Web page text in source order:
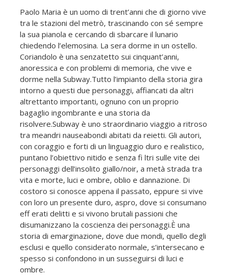
Paolo Maria è un uomo di trent’anni che di giorno vive
tra le stazioni del metrò, trascinando con sé sempre
la sua pianola e cercando di sbarcare il lunario
chiedendo l’elemosina. La sera dorme in un ostello.
Coriandolo è una senzatetto sui cinquant’anni,
anoressica e con problemi di memoria, che vive e
dorme nella Subway.Tutto l’impianto della storia gira
intorno a questi due personaggi, affiancati da altri
altrettanto importanti, ognuno con un proprio
bagaglio ingombrante e una storia da
risolvere.Subway è uno straordinario viaggio a ritroso
tra meandri nauseabondi abitati da reietti. Gli autori,
con coraggio e forti di un linguaggio duro e realistico,
puntano l’obiettivo nitido e senza fi ltri sulle vite dei
personaggi dell’insolito giallo/noir, a metà strada tra
vita e morte, luci e ombre, oblio e dannazione. Di
costoro si conosce appena il passato, eppure si vive
con loro un presente duro, aspro, dove si consumano
eff erati delitti e si vivono brutali passioni che
disumanizzano la coscienza dei personaggi.È una
storia di emarginazione, dove due mondi, quello degli
esclusi e quello considerato normale, s’intersecano e
spesso si confondono in un susseguirsi di luci e
ombre.